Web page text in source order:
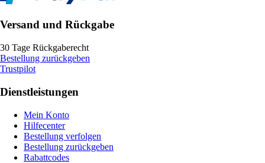
Versand und Rückgabe
30 Tage Rückgaberecht
Bestellung zurückgeben
Trustpilot
Dienstleistungen
Mein Konto
Hilfecenter
Bestellung verfolgen
Bestellung zurückgeben
Rabattcodes